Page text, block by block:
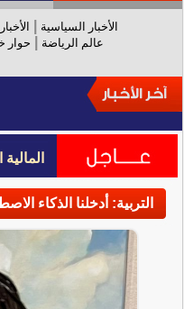
الأخبار السياسية
عالم الرياضة
حوار
المالية
المالية
التربية: أدخلنا الذكاء